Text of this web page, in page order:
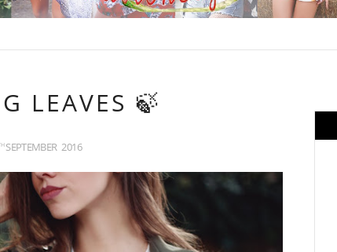
LEAVES 🍃
SEPTEMBER 2016